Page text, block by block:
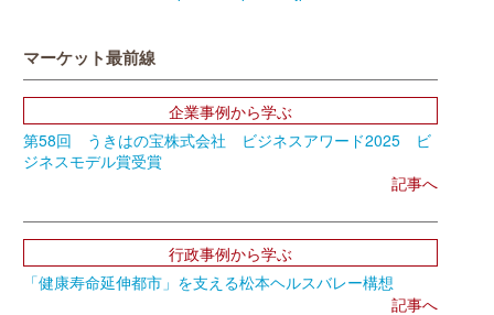
マーケット最前線
企業事例から学ぶ
第58回 うきはの宝株式会社 ビジネスアワード2025 ビ
ジネスモデル賞受賞
記事へ
行政事例から学ぶ
「健康寿命延伸都市」を支える松本ヘルスバレー構想
記事へ